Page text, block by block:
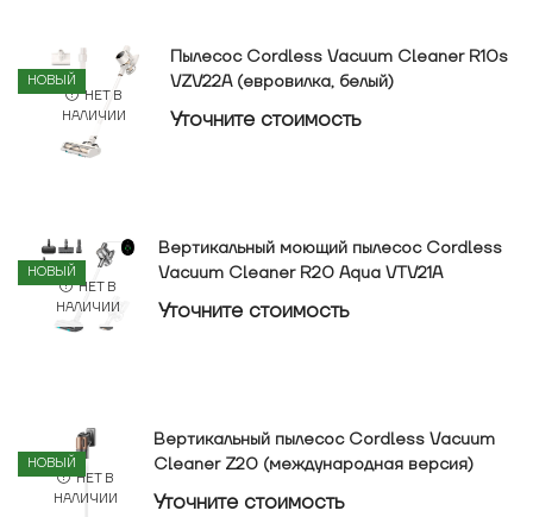
НОВЫЙ
НЕТ В
НАЛИЧИИ
Пылесос Cordless Vacuum Cleaner R10s
VZV22A (евровилка, белый)
Уточнитe стоимость
НОВЫЙ
НЕТ В
НАЛИЧИИ
Вертикальный моющий пылесос Cordless
Vacuum Cleaner R20 Aqua VTV21A
Уточнитe стоимость
НОВЫЙ
НЕТ В
НАЛИЧИИ
Вертикальный пылесос Cordless Vacuum
Cleaner Z20 (международная версия)
Уточнитe стоимость